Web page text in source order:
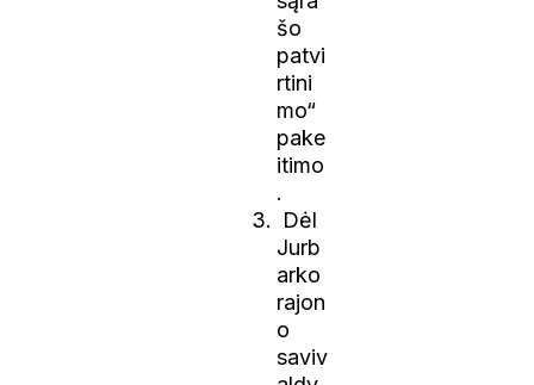
šo
patvi
rtini
mo“
pake
itimo
.
Dėl
Jurb
arko
rajon
o
saviv